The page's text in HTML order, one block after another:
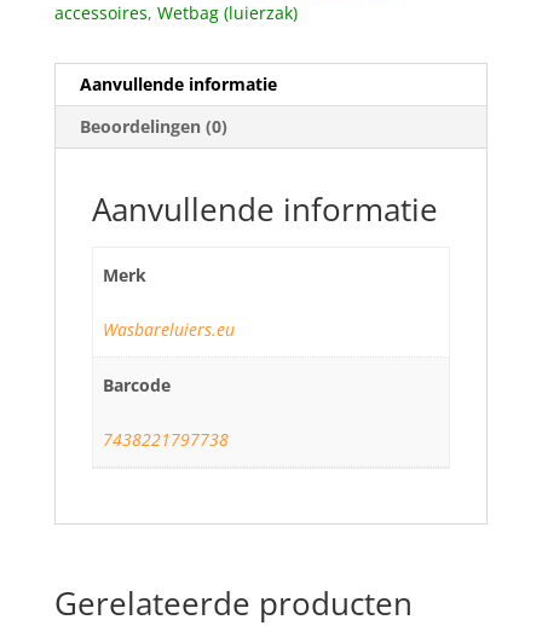
accessoires, Wetbag (luierzak)
Aanvullende informatie
Beoordelingen (0)
Aanvullende informatie
Merk
Wasbareluiers.eu
Barcode
7438221797738
Gerelateerde producten